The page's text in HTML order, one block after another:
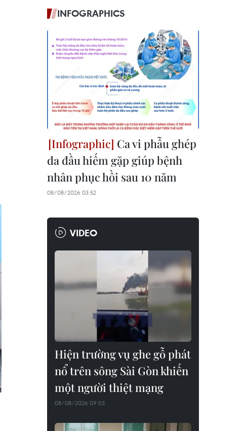
INFOGRAPHICS
Ca vi phẫu ghép
da đầu hiếm gặp giúp bệnh
nhân phục hồi sau 10 năm
08/08/2026 03:52
VIDEO
Hiện trường vụ ghe gỗ phát
nổ trên sông Sài Gòn khiến
một người thiệt mạng
08/08/2026 09:03